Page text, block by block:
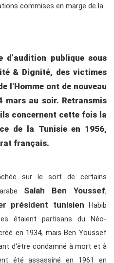
d’audition publique sous
& Dignité, des victimes
l'Homme ont de nouveau
mars au soir. Retransmis
concernent cette fois la
de la Tunisie en 1956,
français.
sur le sort de certains
Salah Ben Youssef,
président tunisien Habib
étaient partisans du Néo-
en 1934, mais Ben Youssef
d'être condamné à mort et à
été assassiné en 1961 en